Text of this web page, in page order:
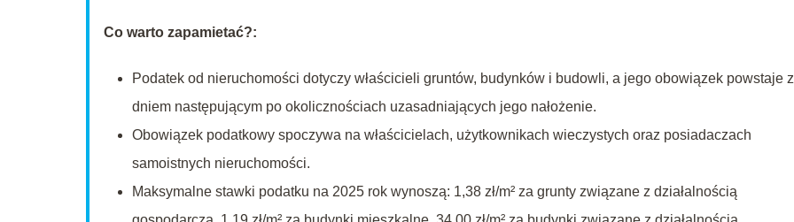
Co warto zapamietać?:
Podatek od nieruchomości dotyczy właścicieli gruntów, budynków i budowli, a jego obowiązek powstaje z
dniem następującym po okolicznościach uzasadniających jego nałożenie.
Obowiązek podatkowy spoczywa na właścicielach, użytkownikach wieczystych oraz posiadaczach
samoistnych nieruchomości.
Maksymalne stawki podatku na 2025 rok wynoszą: 1,38 zł/m² za grunty związane z działalnością